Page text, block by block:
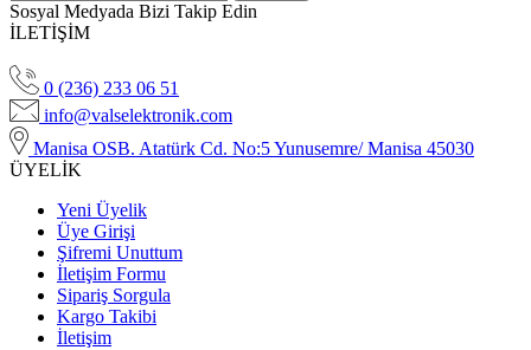
Sosyal Medyada Bizi Takip Edin
İLETİŞİM
0 (236) 233 06 51
info@valselektronik.com
Manisa OSB. Atatürk Cd. No:5 Yunusemre/ Manisa 45030
ÜYELİK
Yeni Üyelik
Üye Girişi
Şifremi Unuttum
İletişim Formu
Sipariş Sorgula
Kargo Takibi
İletişim